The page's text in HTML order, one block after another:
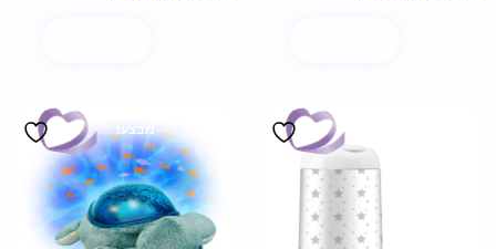
מבצע!